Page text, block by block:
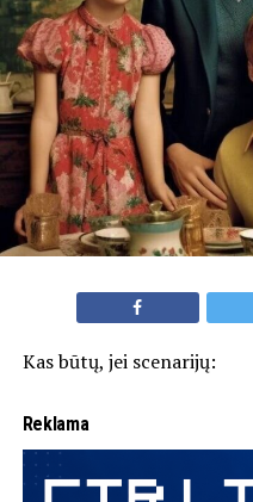
Kas būtų, jei scenarijų:
Reklama